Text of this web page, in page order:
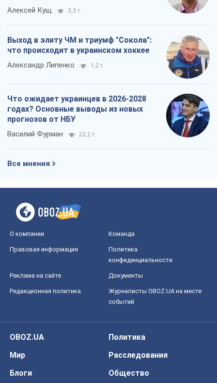
Алексей Кущ 3,3 т.
Выход в элиту ЧМ и триумф "Сокола":
что происходит в украинском хоккее
Александр Липенко 1,2 т.
Что ожидает украинцев в 2026-2028
годах? Основные выводы из новых
прогнозов от НБУ
Василий Фурман 23,2 т.
Все мнения
О компании Команда
Правовая информация
Политика
конфиденциальности
Реклама на сайте Документы
Редакционная политика
Журналисты OBOZ.UA на месте
событий
OBOZ.UA
Политика
Мир
Расследования
Блоги
Общество